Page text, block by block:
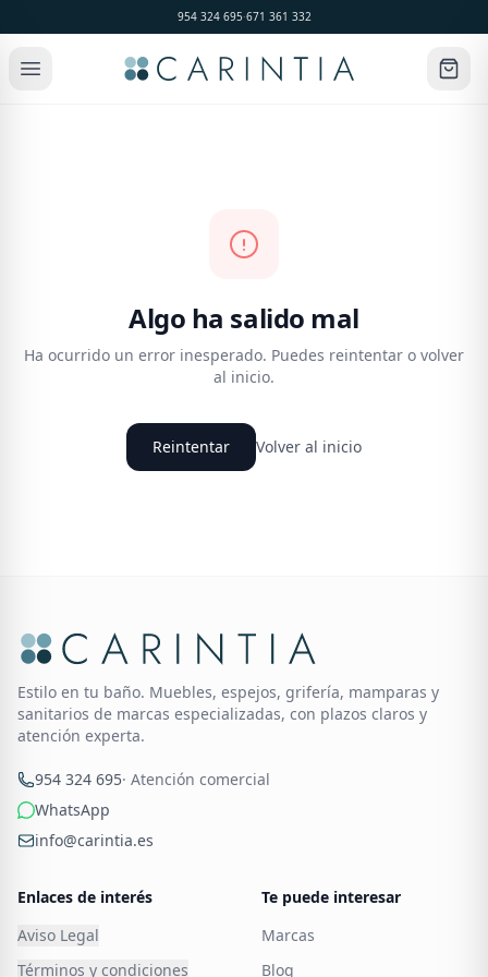
954 324 695·671 361 332
Algo ha salido mal
Ha ocurrido un error inesperado. Puedes reintentar o volver
al inicio.
Reintentar Volver al inicio
Estilo en tu baño. Muebles, espejos, grifería, mamparas y
sanitarios de marcas especializadas, con plazos claros y
atención experta.
954 324 695· Atención comercial
WhatsApp
info@carintia.es
Enlaces de interés
Aviso Legal
Términos y condiciones
Te puede interesar
Marcas
Blog